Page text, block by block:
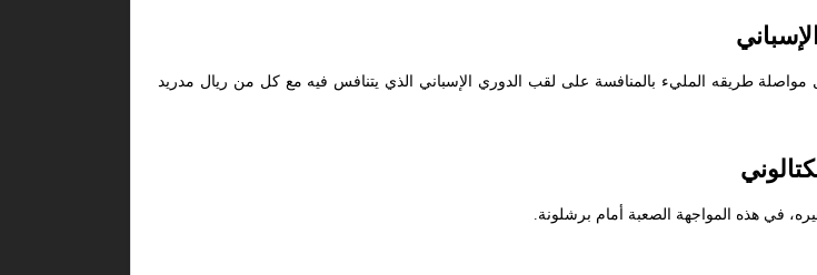
مواصلة طريقه المليء بالمنافسة على لقب الدوري الإسباني الذي يتنافس فيه مع كل من ريال مدريد
في هذه المواجهة الصعبة أمام برشلونة.